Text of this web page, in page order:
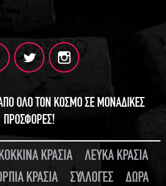
ΟΛΟ ΤΟΝ ΚΟΣΜΟ ΣΕ ΜΟΝΑΔΙΚΕΣ
ΠΡΟΣΦΟΡΕΣ!
ΚΡΑΣΙΑ
ΛΕΥΚΑ ΚΡΑΣΙΑ
ΚΡΑΣΙΑ
ΣΥΛΛΟΓΕΣ
ΔΩΡΑ